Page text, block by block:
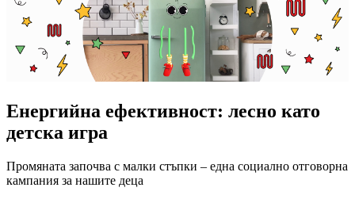
Енергийна ефективност: лесно като
детска игра
Промяната започва с малки стъпки – една социално отговорна
кампания за нашите деца